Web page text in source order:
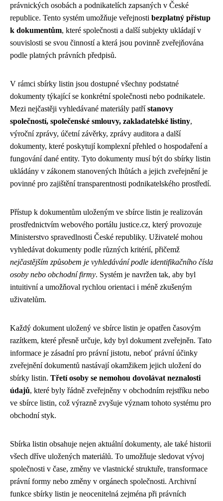
právnických osobách a podnikatelích zapsaných v České
republice. Tento systém umožňuje veřejnosti bezplatný přístup
k dokumentům, které společnosti a další subjekty ukládají v
souvislosti se svou činností a která jsou povinně zveřejňována
podle platných právních předpisů.
V rámci sbírky listin jsou dostupné všechny podstatné
dokumenty týkající se konkrétní společnosti nebo podnikatele.
Mezi nejčastěji vyhledávané materiály patřístanovy
společností, společenské smlouvy, zakladatelské listiny,
výroční zprávy, účetní závěrky, zprávy auditora a další
dokumenty, které poskytují komplexní přehled o hospodaření a
fungování dané entity. Tyto dokumenty musí být do sbírky listin
ukládány v zákonem stanovených lhůtách a jejich zveřejnění je
povinné pro zajištění transparentnosti podnikatelského prostředí.
Přístup k dokumentům uloženým ve sbírce listin je realizován
prostřednictvím webového portálu justice.cz, který provozuje
Ministerstvo spravedlnosti České republiky. Uživatelé mohou
vyhledávat dokumenty podle různých kritérií, přičemž
nejčastějším způsobem je vyhledávání podle identifikačního čísla
osoby nebo obchodní firmy. Systém je navržen tak, aby byl
intuitivní a umožňoval rychlou orientaci i méně zkušeným
uživatelům.
Každý dokument uložený ve sbírce listin je opatřen časovým
razítkem, které přesně určuje, kdy byl dokument zveřejněn. Tato
informace je zásadní pro právní jistotu, neboť právní účinky
zveřejnění dokumentů nastávají okamžikem jejich uložení do
sbírky listin. Třetí osoby se nemohou dovolávat neznalosti
údajů, které byly řádně zveřejněny v obchodním rejstříku nebo
ve sbírce listin, což výrazně zvyšuje význam tohoto systému pro
obchodní styk.
Sbírka listin obsahuje nejen aktuální dokumenty, ale také historii
všech dříve uložených materiálů. To umožňuje sledovat vývoj
společnosti v čase, změny ve vlastnické struktuře, transformace
právní formy nebo změny v orgánech společnosti. Archivní
funkce sbírky listin je neocenitelná zejména při právních